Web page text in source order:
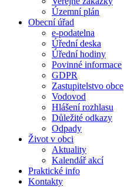
Územní plán
Obecní úřad
e-podatelna
Úřední deska
Úřední hodiny
Povinné informace
GDPR
Zastupitelstvo obce
Vodovod
Hlášení rozhlasu
Důležité odkazy
Odpady
Život v obci
Aktuality
Kalendář akcí
Praktické info
Kontakty